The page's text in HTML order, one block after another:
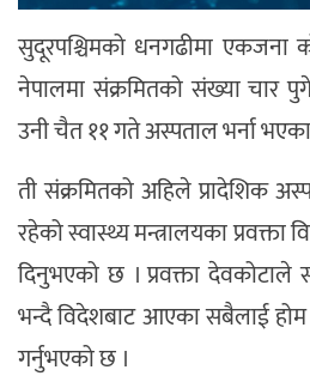
सुदूरपश्चिमको धनगढीमा एकजना
नेपालमा संक्रमितको संख्या चार
उनी चैत ११ गते अस्पताल भर्ना
ती संक्रमितको अहिले प्रादेशिक
रहेको स्वास्थ्य मन्त्रालयका
दिनुभएको छ । प्रवक्ता
भन्दै विदेशबाट आएका सबैलाई होम
गर्नुभएको छ ।